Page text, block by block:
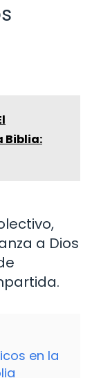
Biblia:
a Dios
en la